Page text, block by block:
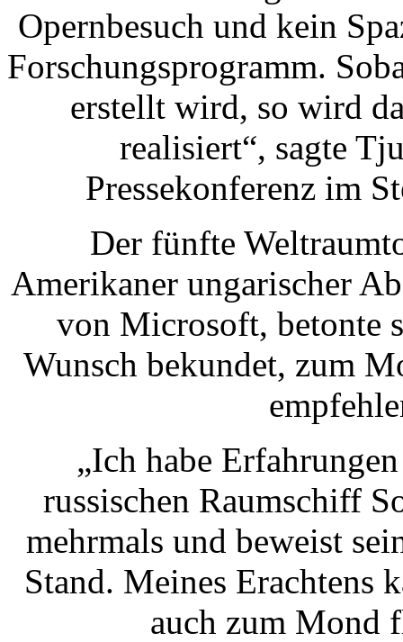
Opernbesuch und kein
Forschungsprogramm.
erstellt wird, so wird
realisiert“, sagte
Pressekonferenz im
Der fünfte
Amerikaner ungarischer
von Microsoft, betonte
Wunsch bekundet, zum
„Ich habe
russischen Raumschiff
mehrmals und beweist
Stand. Meines Erachtens
auch zum Mond